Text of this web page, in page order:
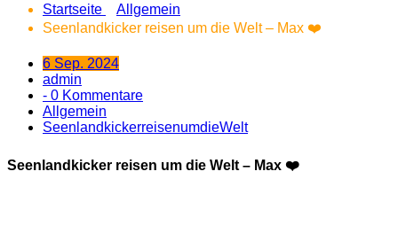
Startseite
Allgemein
Seenlandkicker reisen um die Welt – Max ❤️
6 Sep. 2024
admin
- 0 Kommentare
Allgemein
SeenlandkickerreisenumdieWelt
Seenlandkicker reisen um die Welt – Max ❤️